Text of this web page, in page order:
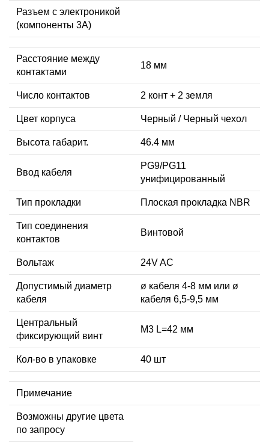
Разъем с электроникой
(компоненты 3A)
Расстояние между
контактами
18 мм
Число контактов 2 конт + 2 земля
Цвет корпуса Черный / Черный чехол
Высота габарит. 46.4 мм
Ввод кабеля
PG9/PG11
унифицированный
Тип прокладки Плоская прокладка NBR
Тип соединения
контактов
Винтовой
Вольтаж 24V AC
Допустимый диаметр
кабеля
ø кабеля 4-8 мм или ø
кабеля 6,5-9,5 мм
Центральный
фиксирующий винт
М3 L=42 мм
Кол-во в упаковке 40 шт
Примечание
Возможны другие цвета
по запросу